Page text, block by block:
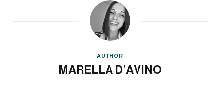
AUTHOR
MARELLA D'AVINO